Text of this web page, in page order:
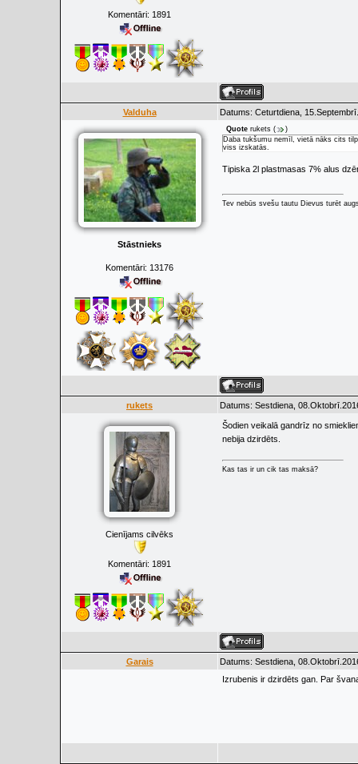
Komentāri: 1891
Valduha Datums: Ceturtdiena,
Stāstnieks
Komentāri: 13176
Quote rukets (
)
Daba tukšumu nemīl, vietā nāks cits
viss izskatās.
Tipiska 2l plastmasas 7% alus
Tev nebūs svešu tautu Dievus turēt
rukets Datums: Sestdiena,
Cienījams cilvēks
Komentāri: 1891
Šodien veikalā gandrīz no
nebija dzirdēts.
Kas tas ir un cik tas maksā?
Garais
Datums: Sestdiena,
Izrubenis ir dzirdēts gan. Par